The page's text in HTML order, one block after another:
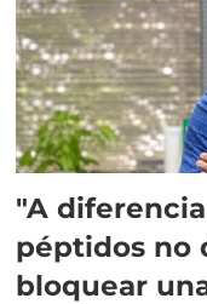
"A
péptidos no
bloquear